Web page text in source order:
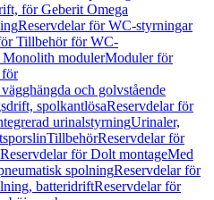
för Geberit Omega
Reservdelar för WC-styrningar
Tillbehör för WC-
Monolith modulerModuler för
för
och golvstående
spolkantlösaReservdelar för
urinalstyrningUrinaler,
TillbehörReservdelar för
Reservdelar för Dolt montageMed
spolningReservdelar för
batteridriftReservdelar för